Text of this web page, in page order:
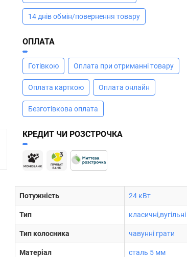
14 днів обмін/повернення товару
ОПЛАТА
Готівкою Оплата при отриманні товару
Оплата карткою Оплата онлайн
Безготівкова оплата
КРЕДИТ ЧИ РОЗСТРОЧКА
Потужність 24 кВт
Тип класичні,вугільні
Тип колосника чавунні грати
Матеріал сталь 5 мм